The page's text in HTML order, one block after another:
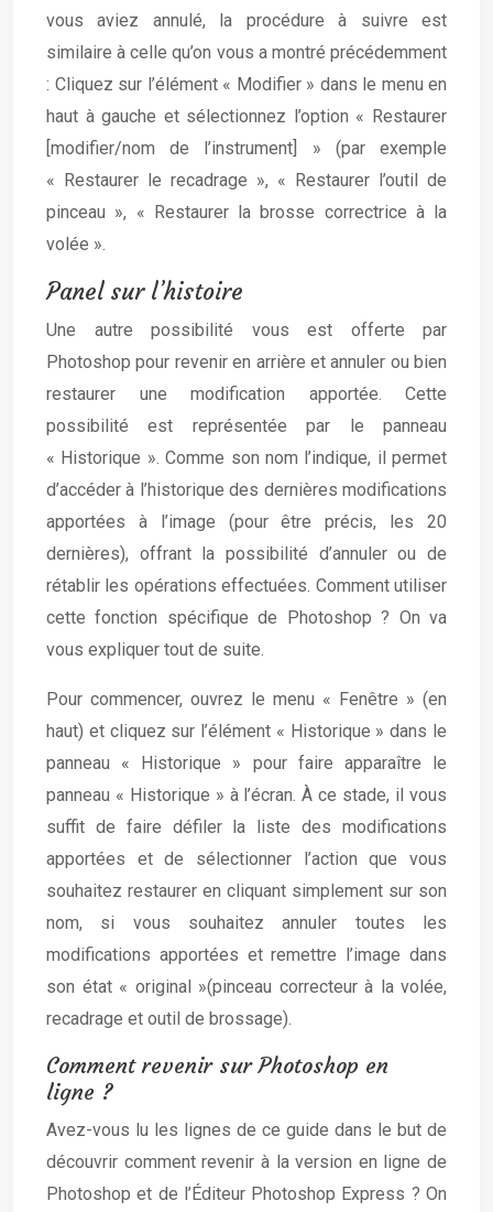
vous aviez annulé, la procédure à suivre est
similaire à celle qu’on vous a montré précédemment
: Cliquez sur l’élément « Modifier » dans le menu en
haut à gauche et sélectionnez l’option « Restaurer
[modifier/nom de l’instrument] » (par exemple
« Restaurer le recadrage », « Restaurer l’outil de
pinceau », « Restaurer la brosse correctrice à la
volée ».
Panel sur l’histoire
Une autre possibilité vous est offerte par
Photoshop pour revenir en arrière et annuler ou bien
restaurer une modification apportée. Cette
possibilité est représentée par le panneau
« Historique ». Comme son nom l’indique, il permet
d’accéder à l’historique des dernières modifications
apportées à l’image (pour être précis, les 20
dernières), offrant la possibilité d’annuler ou de
rétablir les opérations effectuées. Comment utiliser
cette fonction spécifique de Photoshop ? On va
vous expliquer tout de suite.
Pour commencer, ouvrez le menu « Fenêtre » (en
haut) et cliquez sur l’élément « Historique » dans le
panneau « Historique » pour faire apparaître le
panneau « Historique » à l’écran. À ce stade, il vous
suffit de faire défiler la liste des modifications
apportées et de sélectionner l’action que vous
souhaitez restaurer en cliquant simplement sur son
nom, si vous souhaitez annuler toutes les
modifications apportées et remettre l’image dans
son état « original »(pinceau correcteur à la volée,
recadrage et outil de brossage).
Comment revenir sur Photoshop en
ligne ?
Avez-vous lu les lignes de ce guide dans le but de
découvrir comment revenir à la version en ligne de
Photoshop et de l’Éditeur Photoshop Express ? On